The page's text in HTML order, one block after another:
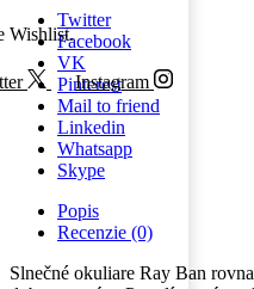
Wishlist.
Instagram
Twitter
Facebook
VK
Pinterest
Mail to friend
Linkedin
Whatsapp
Skype
Popis
Recenzie (0)
Slnečné okuliare Ray Ban